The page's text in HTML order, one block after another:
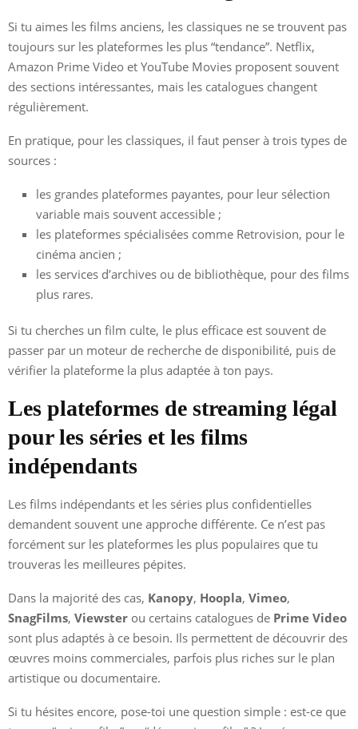
Si tu aimes les films anciens, les classiques ne se trouvent pas
toujours sur les plateformes les plus “tendance”. Netflix,
Amazon Prime Video et YouTube Movies proposent souvent
des sections intéressantes, mais les catalogues changent
régulièrement.
En pratique, pour les classiques, il faut penser à trois types de
sources :
les grandes plateformes payantes, pour leur sélection
variable mais souvent accessible ;
les plateformes spécialisées comme Retrovision, pour le
cinéma ancien ;
les services d’archives ou de bibliothèque, pour des films
plus rares.
Si tu cherches un film culte, le plus efficace est souvent de
passer par un moteur de recherche de disponibilité, puis de
vérifier la plateforme la plus adaptée à ton pays.
Les plateformes de streaming légal
pour les séries et les films
indépendants
Les films indépendants et les séries plus confidentielles
demandent souvent une approche différente. Ce n’est pas
forcément sur les plateformes les plus populaires que tu
trouveras les meilleures pépites.
Dans la majorité des cas, Kanopy, Hoopla, Vimeo,
SnagFilms, Viewster ou certains catalogues de Prime Video
sont plus adaptés à ce besoin. Ils permettent de découvrir des
œuvres moins commerciales, parfois plus riches sur le plan
artistique ou documentaire.
Si tu hésites encore, pose-toi une question simple : est-ce que